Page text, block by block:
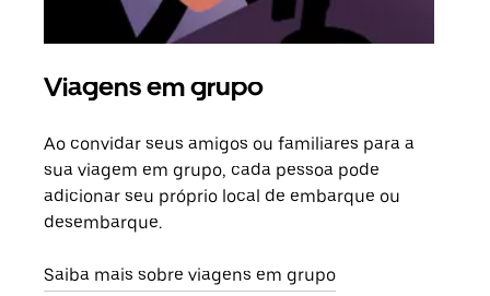
Viagens em grupo
Ao convidar seus amigos ou familiares para a
sua viagem em grupo, cada pessoa pode
adicionar seu próprio local de embarque ou
desembarque.
Saiba mais sobre viagens em grupo